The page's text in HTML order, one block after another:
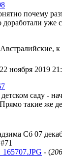
почему
доработали уже
к
ноября 2019
саду -
такие же
Сб 07
#71
- (